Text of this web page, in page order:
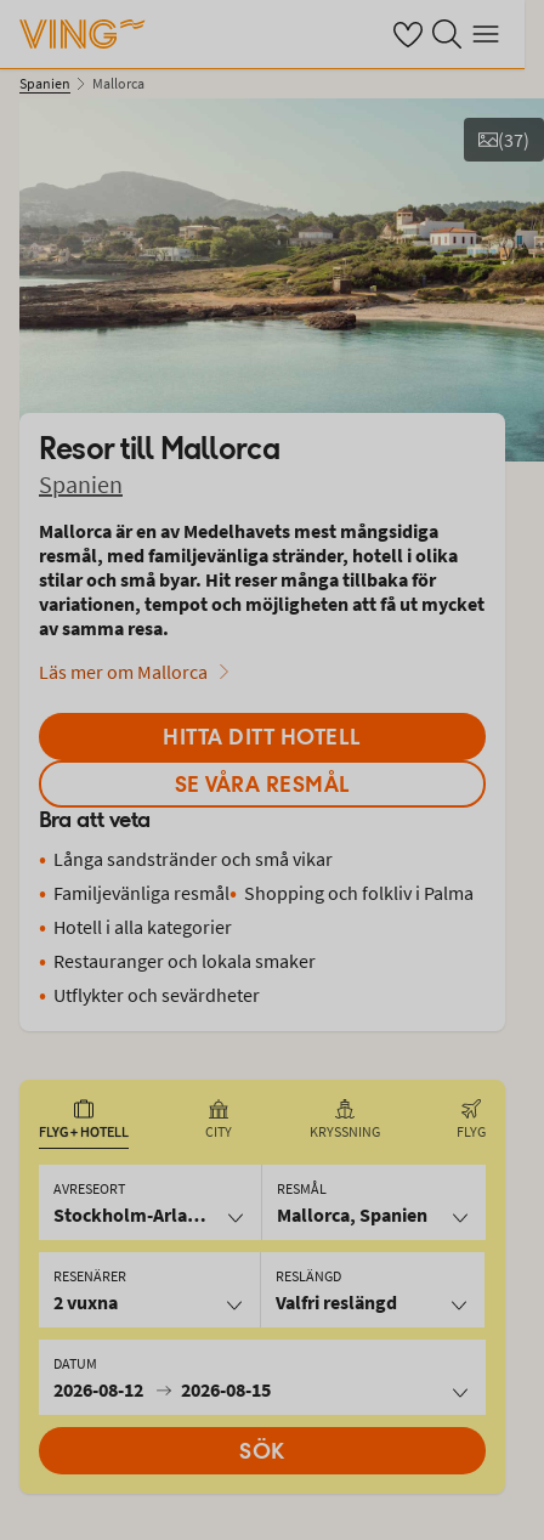
Se dina sparade
Sök på ving.se
Meny
Spanien Mallorca
Se bilder & film
(37)
Resor till Mallorca
Spanien
Mallorca är en av Medelhavets mest mångsidiga
resmål, med familjevänliga stränder, hotell i olika
stilar och små byar. Hit reser många tillbaka för
variationen, tempot och möjligheten att få ut mycket
av samma resa.
Läs mer om Mallorca
HITTA DITT HOTELL
SE VÅRA RESMÅL
Bra att veta
Långa sandstränder och små vikar
Familjevänliga resmål
Shopping och folkliv i Palma
Hotell i alla kategorier
Restauranger och lokala smaker
Utflykter och sevärdheter
FLYG + HOTELL CITY KRYSSNING FLYG
AVRESEORT
Stockholm-Arlanda
RESMÅL
Mallorca, Spanien
RESLÄNGD
Valfri reslängd
DATUM
2026-08-12 2026-08-15
RESENÄRER
2 vuxna
SÖK